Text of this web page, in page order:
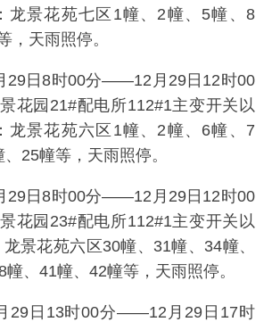
龙景花苑七区1幢、2幢、5幢、8
，天雨照停。
29日8时00分——12月29日12时00
花园21#配电所112#1主变开关以
龙景花苑六区1幢、2幢、6幢、7
25幢等，天雨照停。
29日8时00分——12月29日12时00
花园23#配电所112#1主变开关以
景花苑六区30幢、31幢、34幢、
、41幢、42幢等，天雨照停。
29日13时00分——12月29日17时